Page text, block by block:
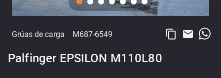
Grúas de carga M687-6549 content_copy email
Palfinger EPSILON M110L80